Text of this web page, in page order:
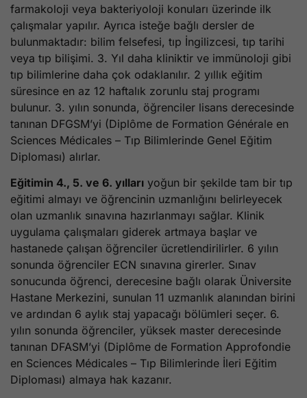
farmakoloji veya bakteriyoloji konuları üzerinde ilk
çalışmalar yapılır. Ayrıca isteğe bağlı dersler de
bulunmaktadır: bilim felsefesi, tıp İngilizcesi, tıp tarihi
veya tıp bilişimi. 3. Yıl daha kliniktir ve immünoloji gibi
tıp bilimlerine daha çok odaklanılır. 2 yıllık eğitim
süresince en az 12 haftalık zorunlu staj programı
bulunur. 3. yılın sonunda, öğrenciler lisans derecesinde
tanınan DFGSM’yi (Diplôme de Formation Générale en
Sciences Médicales – Tıp Bilimlerinde Genel Eğitim
Diploması) alırlar.
Eğitimin 4., 5. ve 6. yılları yoğun bir şekilde tam bir tıp
eğitimi almayı ve öğrencinin uzmanlığını belirleyecek
olan uzmanlık sınavına hazırlanmayı sağlar. Klinik
uygulama çalışmaları giderek artmaya başlar ve
hastanede çalışan öğrenciler ücretlendirilirler. 6 yılın
sonunda öğrenciler ECN sınavına girerler. Sınav
sonucunda öğrenci, derecesine bağlı olarak Üniversite
Hastane Merkezini, sunulan 11 uzmanlık alanından birini
ve ardından 6 aylık staj yapacağı bölümleri seçer. 6.
yılın sonunda öğrenciler, yüksek master derecesinde
tanınan DFASM’yi (Diplôme de Formation Approfondie
en Sciences Médicales – Tıp Bilimlerinde İleri Eğitim
Diploması) almaya hak kazanır.